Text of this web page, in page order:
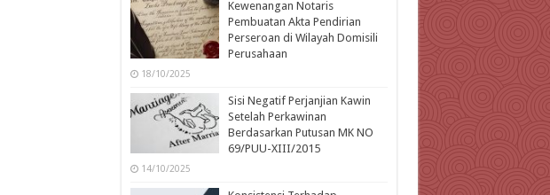
Kewenangan Notaris
Pembuatan Akta Pendirian
Perseroan di Wilayah Domisili
Perusahaan
18/10/2025
Sisi Negatif Perjanjian Kawin
Setelah Perkawinan
Berdasarkan Putusan MK NO
69/PUU-XIII/2015
14/10/2025